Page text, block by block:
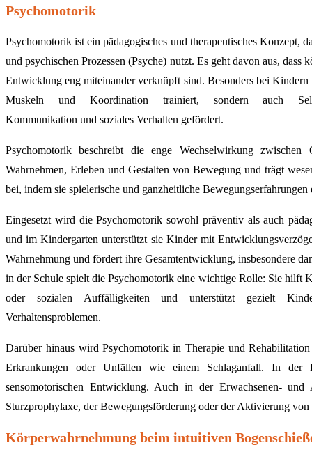
Psychomotorik
Psychomotorik ist ein pädagogisches und therapeutisches Konzept,
und psychischen Prozessen (Psyche) nutzt. Es geht davon aus,
Entwicklung eng miteinander verknüpft sind. Besonders bei
Muskeln und Koordination trainiert, sondern auch
Kommunikation und soziales Verhalten gefördert.
Psychomotorik beschreibt die enge Wechselwirkung
Wahrnehmen, Erleben und Gestalten von Bewegung und trägt
bei, indem sie spielerische und ganzheitliche Bewegungserfahrungen
Eingesetzt wird die Psychomotorik sowohl präventiv als auch
und im Kindergarten unterstützt sie Kinder mit
Wahrnehmung und fördert ihre Gesamtentwicklung, insbesondere
in der Schule spielt die Psychomotorik eine wichtige Rolle: Sie hilft
oder sozialen Auffälligkeiten und unterstützt gezielt
Verhaltensproblemen.
Darüber hinaus wird Psychomotorik in Therapie und
Erkrankungen oder Unfällen wie einem Schlaganfall. In der
sensomotorischen Entwicklung. Auch in der Erwachsenen-
Sturzprophylaxe, der Bewegungsförderung oder der Aktivierung
Körperwahrnehmung beim intuitiven